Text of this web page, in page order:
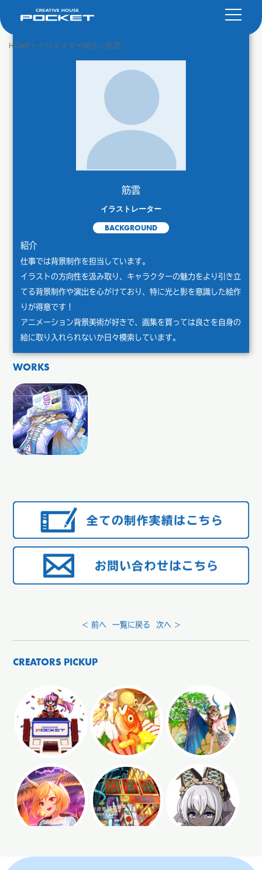
HOME> クリエイター紹介 > 筋雲
筋雲
イラストレーター
BACKGROUND
紹介
仕事では背景制作を担当しています。
イラストの方向性を汲み取り、キャラクターの魅力をより引き立
てる背景制作や演出を心がけており、特に光と影を意識した絵作
りが得意です！
アニメーション背景美術が好きで、画集を買っては良さを自身の
絵に取り入れられないか日々模索しています。
WORKS
< 前へ 一覧に戻る 次へ >
CREATORS PICKUP